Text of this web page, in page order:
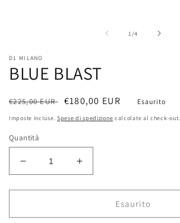
modale
1/su
4
D1 MILANO
BLUE BLAST
Prezzo
di
€225,00 EUR
Prezzo
scontato
€180,00 EUR Esaurito
Imposte incluse. Spese di spedizione calcolate al check-out.
Quantità
Diminuisci
quantità
per
BLAST
Aumenta
quantità
per
BLAST
Esaurito